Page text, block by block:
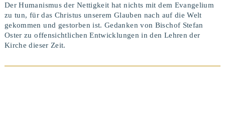
Der Humanismus der Nettigkeit hat nichts mit dem Evangelium
zu tun, für das Christus unserem Glauben nach auf die Welt
gekommen und gestorben ist. Gedanken von Bischof Stefan
Oster zu offensichtlichen Entwicklungen in den Lehren der
Kirche dieser Zeit.